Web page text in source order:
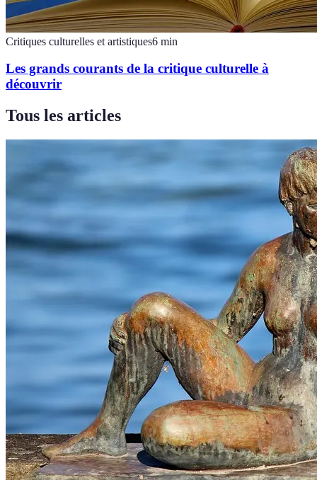
Critiques culturelles et artistiques6 min
Les grands courants de la critique culturelle à
découvrir
Tous les articles